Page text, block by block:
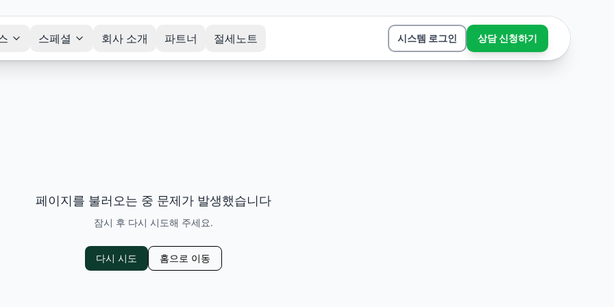
스페셜 회사 소개 파트너 절세노트 시스템 로그인 상담 신청하기
페이지를 불러오는 중 문제가 발생했습니다
잠시 후 다시 시도해 주세요.
다시 시도 홈으로 이동